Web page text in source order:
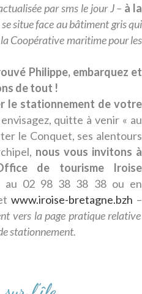
par sms le jour J – à la
situe face au bâtiment gris qui
Coopérative maritime pour les
Philippe, embarquez et
de tout !
le stationnement de votre
quitte à venir « au
le Conquet, ses alentours
nous vous invitons à
de tourisme Iroise
au 02 98 38 38 38 ou en
www.iroise-bretagne.bzh –
vers la page pratique relative
stationnement.